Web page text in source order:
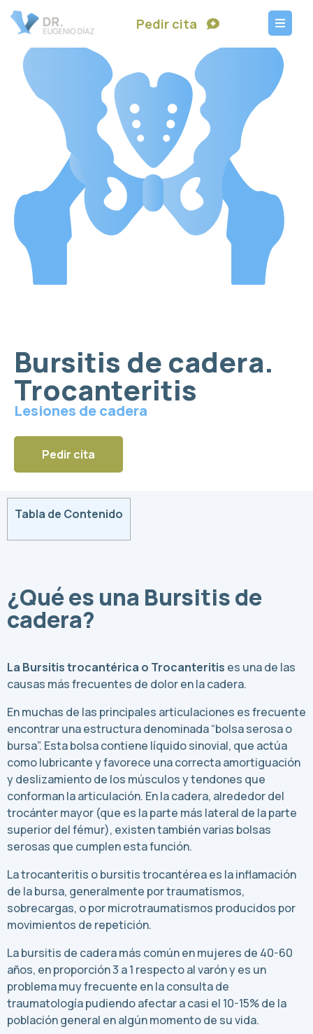
Pedir cita
Bursitis de cadera.
Trocanteritis
Lesiones de cadera
Pedir cita
Tabla de Contenido
¿Qué es una Bursitis de
cadera?
La Bursitis trocantérica o Trocanteritis es una de las
causas más frecuentes de dolor en la cadera.
En muchas de las principales articulaciones es frecuente
encontrar una estructura denominada “bolsa serosa o
bursa”. Esta bolsa contiene líquido sinovial, que actúa
como lubricante y favorece una correcta amortiguación
y deslizamiento de los músculos y tendones que
conforman la articulación. En la cadera, alrededor del
trocánter mayor (que es la parte más lateral de la parte
superior del fémur), existen también varias bolsas
serosas que cumplen esta función.
La trocanteritis o bursitis trocantérea es la inflamación
de la bursa, generalmente por traumatismos,
sobrecargas, o por microtraumatismos producidos por
movimientos de repetición.
La bursitis de cadera más común en mujeres de 40-60
años, en proporción 3 a 1 respecto al varón y es un
problema muy frecuente en la consulta de
traumatología pudiendo afectar a casi el 10-15% de la
población general en algún momento de su vida.